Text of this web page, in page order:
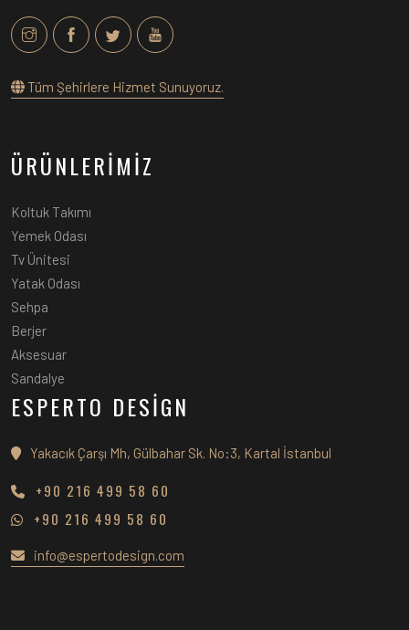
Tüm Şehirlere Hizmet Sunuyoruz.
ÜRÜNLERİMİZ
Koltuk Takımı
Yemek Odası
Tv Ünitesi
Yatak Odası
Sehpa
Berjer
Aksesuar
Sandalye
ESPERTO DESİGN
Yakacık Çarşı Mh, Gülbahar Sk. No:3, Kartal İstanbul
+90 216 499 58 60
+90 216 499 58 60
info@espertodesign.com